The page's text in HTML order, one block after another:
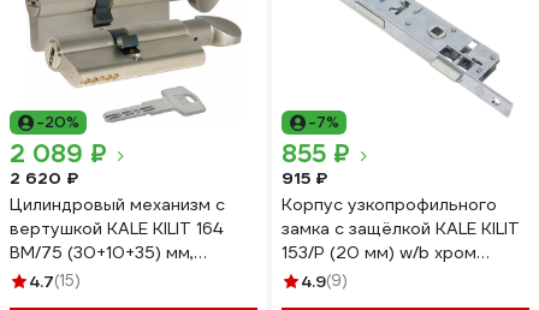
-20%
2 089 ₽
2 620 ₽
Цилиндровый механизм с
вертушкой KALE KILIT 164
BM/75 (30+10+35) мм,
никель, 5 кл. 15726
4.7(15)
-7%
855 ₽
915 ₽
Корпус узкопрофильного
замка с защёлкой KALE KILIT
153/P (20 мм) w/b хром
20037
4.9(9)